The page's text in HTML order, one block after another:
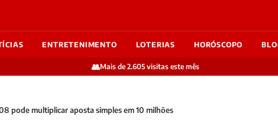
ENTRETENIMENTO LOTERIAS HORÓSCOPO
👥Mais de 2.605 visitas este mês
pode multiplicar aposta simples em 10 milhões